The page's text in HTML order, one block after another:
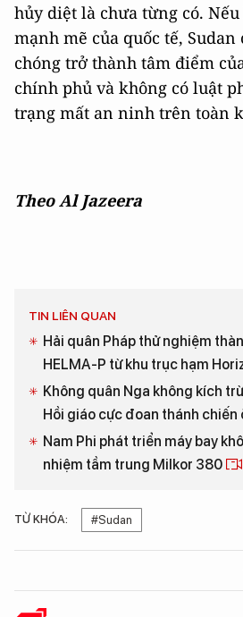
hủy diệt là chưa từng có.
mạnh mẽ của quốc tế,
chóng trở thành tâm điểm
chính phủ và không có luật
trạng mất an ninh trên toàn
Theo Al Jazeera
TIN LIÊN QUAN
Hải quân Pháp thử nghiệm
HELMA-P từ khu trục hạm
Không quân Nga không kích
Hồi giáo cực đoan thánh chiến
Nam Phi phát triển máy bay
nhiệm tầm trung Milkor 380
TỪ KHÓA: #Sudan